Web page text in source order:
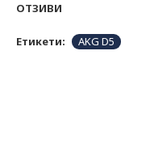
ОТЗИВИ
Етикети: AKG D5